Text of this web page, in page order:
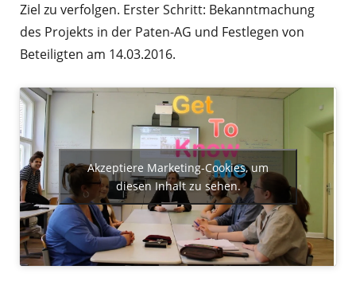
Ziel zu verfolgen. Erster Schritt: Bekanntmachung
des Projekts in der Paten-AG und Festlegen von
Beteiligten am 14.03.2016.
Akzeptiere Marketing-Cookies, um
diesen Inhalt zu sehen.